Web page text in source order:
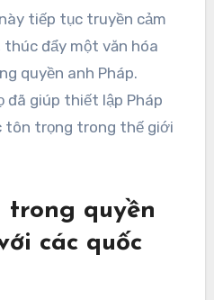
tiếp tục truyền cảm
đẩy một văn hóa
quyền anh Pháp.
đã giúp thiết lập Pháp
tôn trọng trong thế giới
trong quyền
các quốc